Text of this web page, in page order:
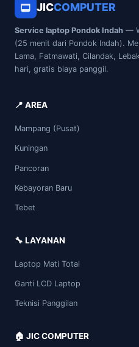
JICCOMPUTER
Service laptop Pondok Indah —
(25 menit dari Pondok Indah).
Lama, Fatmawati, Cilandak,
hari, gratis biaya panggil.
📍 AREA
Mampang (Pusat)
Kuningan
Pancoran
Kebayoran Baru
Tebet
🔧 LAYANAN
Laptop Mati Total
Ganti LCD Laptop
Teknisi Panggilan
🏠 JIC COMPUTER